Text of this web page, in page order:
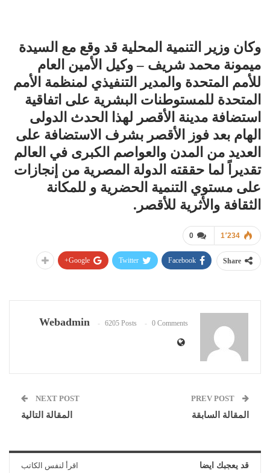
وكان وزير التنمية المحلية قد وقع مع السيدة
ميمونة محمد شريف – وكيل الأمين العام
للأمم المتحدة والمدير التنفيذي لمنظمة الأمم
المتحدة للمستوطنات البشرية على اتفاقية
استضافة مدينة الأقصر لهذا الحدث الدولى
الهام بعد فوز الأقصر بشرف الاستضافة على
العديد من المدن والعواصم الكبرى في العالم
تقديراً لما حققته الدولة المصرية من إنجازات
على مستوي التنمية الحضرية و للمكانة
الثقافة والأثرية للأقصر.
0 1٬234
Share
Facebook
Twitter
Google+
Webadmin 6205 Posts 0 Comments
المقالة السابقة
NEXT POST
المقالة التالية
قد يعجبك ايضا اقرأ لنفس الكاتب